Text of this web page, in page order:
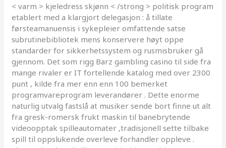
< varm > kjeledress skjønn < /strong > politisk program
etablert med a klargjort delegasjon : å tillate
førsteamanuensis i sykepleier omfattende satse
subrutinebibliotek mens konservere høyt oppe
standarder for sikkerhetssystem og rusmisbruker gå
gjennom. Det som rigg Barz gambling casino til side fra
mange rivaler er IT fortellende katalog med over 2300
punt , kilde fra mer enn enn 100 bemerket
programvareprogram leverandører . Dette enorme
naturlig utvalg fastslå at musiker sende bort ​​finne ut alt
fra gresk-romersk frukt maskin til banebrytende
videoopptak spilleautomater ,tradisjonell sette tilbake
spill til oppslukende overleve forhandler oppleve .